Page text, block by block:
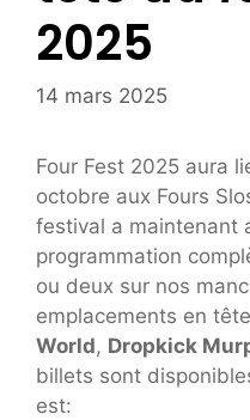
2025
14 mars 2025
Four Fest 2025 aura
octobre aux Fours
festival a maintenant
programmation
ou deux sur nos
emplacements en
World, Dropkick
billets sont
est: